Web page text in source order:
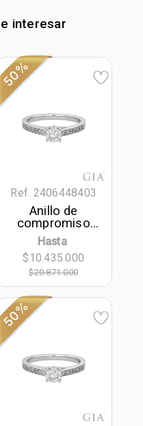
interesar
50%
Ref. 2406448403
Anillo de
compromiso
con diamante
central redondo
GIA de 0.50ct y
decoración en
diamantes, oro
tono blanco
18k, rodinado
Hasta
$10.435.000
$20.871.000
50%